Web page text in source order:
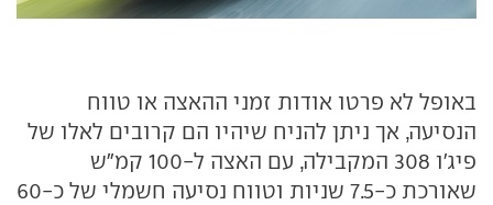
באופל לא פרטו אודות זמני ההאצה או טווח
הנסיעה, אך ניתן להניח שיהיו הם קרובים לאלו של
פיג'ו 308 המקבילה, עם האצה ל-100 קמ"ש
שאורכת כ-7.5 שניות וטווח נסיעה חשמלי של כ-60